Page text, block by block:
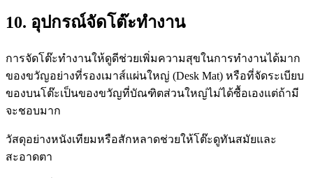
10. อุปกรณ์จัดโต๊ะทำงาน
การจัดโต๊ะทำงานให้ดูดีช่วยเพิ่มความสุขในการทำงานได้มาก
ของขวัญอย่างที่รองเมาส์แผ่นใหญ่ (Desk Mat) หรือที่จัดระเบียบ
ของบนโต๊ะเป็นของขวัญที่บัณฑิตส่วนใหญ่ไม่ได้ซื้อเองแต่ถ้ามี
จะชอบมาก
วัสดุอย่างหนังเทียมหรือสักหลาดช่วยให้โต๊ะดูทันสมัยและ
สะอาดตา